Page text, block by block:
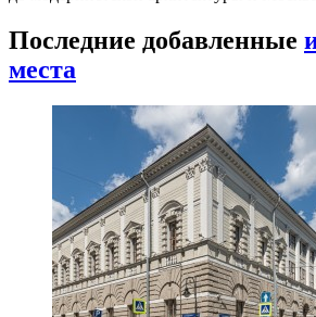
Китай-город — не одна улица, а
Красной площадью, Лубянкой и
Пресня пешком: зоопарк,
и Москва-Сити